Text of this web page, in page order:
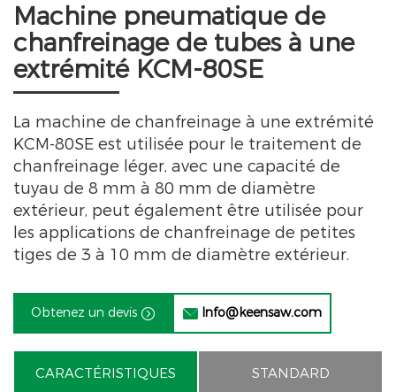
Machine pneumatique de
chanfreinage de tubes à une
extrémité KCM-80SE
La machine de chanfreinage à une extrémité
KCM-80SE est utilisée pour le traitement de
chanfreinage léger, avec une capacité de
tuyau de 8 mm à 80 mm de diamètre
extérieur, peut également être utilisée pour
les applications de chanfreinage de petites
tiges de 3 à 10 mm de diamètre extérieur.
Obtenez un devis   Info@keensaw.com
CARACTÉRISTIQUES STANDARD